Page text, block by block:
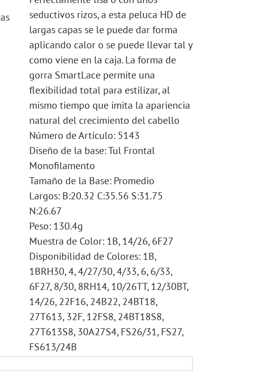
seductivos rizos, a esta peluca HD de
largas capas se le puede dar forma
aplicando calor o se puede llevar tal y
como viene en la caja. La forma de
gorra SmartLace permite una
flexibilidad total para estilizar, al
mismo tiempo que imita la apariencia
natural del crecimiento del cabello
Número de Artículo: 5143
Diseño de la base: Tul Frontal
Monofilamento
Tamaño de la Base: Promedio
Largos: B:20.32 C:35.56 S:31.75
N:26.67
Peso: 130.4g
Muestra de Color: 1B, 14/26, 6F27
Disponibilidad de Colores: 1B,
1BRH30, 4, 4/27/30, 4/33, 6, 6/33,
6F27, 8/30, 8RH14, 10/26TT, 12/30BT,
14/26, 22F16, 24B22, 24BT18,
27T613, 32F, 12FS8, 24BT18S8,
27T613S8, 30A27S4, FS26/31, FS27,
FS613/24B